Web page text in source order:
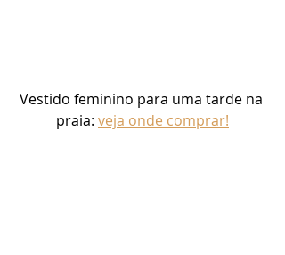
Vestido feminino para uma tarde na
praia: veja onde comprar!